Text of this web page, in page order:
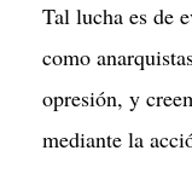
Tal lucha es de
como
opresión, y
mediante la